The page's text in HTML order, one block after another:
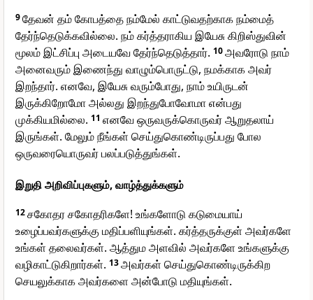
9தேவன் தம் கோபத்தை நம்மேல் காட்டுவதற்காக நம்மைத்
தேர்ந்தெடுக்கவில்லை. நம் கர்த்தராகிய இயேசு கிறிஸ்துவின்
மூலம் இட்சிப்பு அடையவே தேர்ந்தெடுத்தார். 10அவரோடு நாம்
அனைவரும் இணைந்து வாழும்பொருட்டு, நமக்காக அவர்
இறந்தார். எனவே, இயேசு வரும்போது, நாம் உயிருடன்
இருக்கிறோமோ அல்லது இறந்துபோவோமா என்பது
முக்கியமில்லை. 11 எனவே ஒருவருக்கொருவர் ஆறுதலாய்
இருங்கள். மேலும் நீங்கள் செய்துகொண்டிருப்பது போல
ஒருவரையொருவர் பலப்படுத்துங்கள்.
இறுதி அறிவிப்புகளும், வாழ்த்துக்களும்
12சகோதர சகோதரிகளே! உங்களோடு கடுமையாய்
உழைப்பவர்களுக்கு மதிப்பளியுங்கள். கர்த்தருக்குள் அவர்களே
உங்கள் தலைவர்கள். ஆத்தும அளவில் அவர்களே உங்களுக்கு
வழிகாட்டுகிறார்கள். 13அவர்கள் செய்துகொண்டிருக்கிற
செயலுக்காக அவர்களை அன்போடு மதியுங்கள்.